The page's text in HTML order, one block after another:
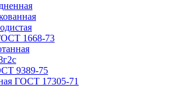
1668-73
9389-75
ГОСТ 17305-71